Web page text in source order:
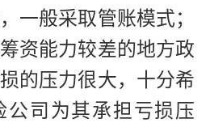
一般采取管账模式；
资能力较差的地方政
的压力很大，十分希
公司为其承担亏损压